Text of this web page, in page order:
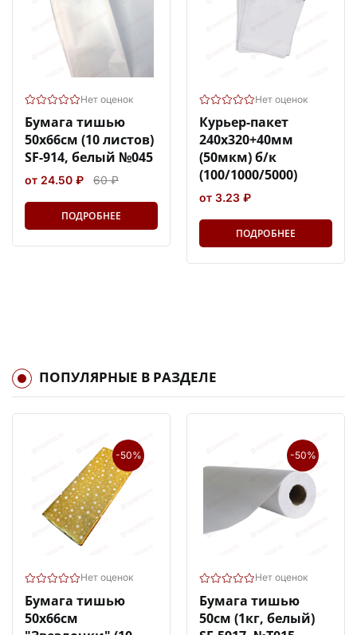
Нет оценок
Бумага тишью
50х66см (10 листов)
SF-914, белый №045
от 24.50 ₽ 60 ₽
ПОДРОБНЕЕ
Нет оценок
Курьер-пакет
240х320+40мм
(50мкм) б/к
(100/1000/5000)
от 3.23 ₽
ПОДРОБНЕЕ
ПОПУЛЯРНЫЕ В РАЗДЕЛЕ
-50%
Нет оценок
Бумага тишью
50х66см
-50%
Нет оценок
Бумага тишью
50см (1кг, белый)